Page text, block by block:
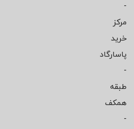
-
مرکز
خرید
پاسارگاد
-
طبقه
همکف
-